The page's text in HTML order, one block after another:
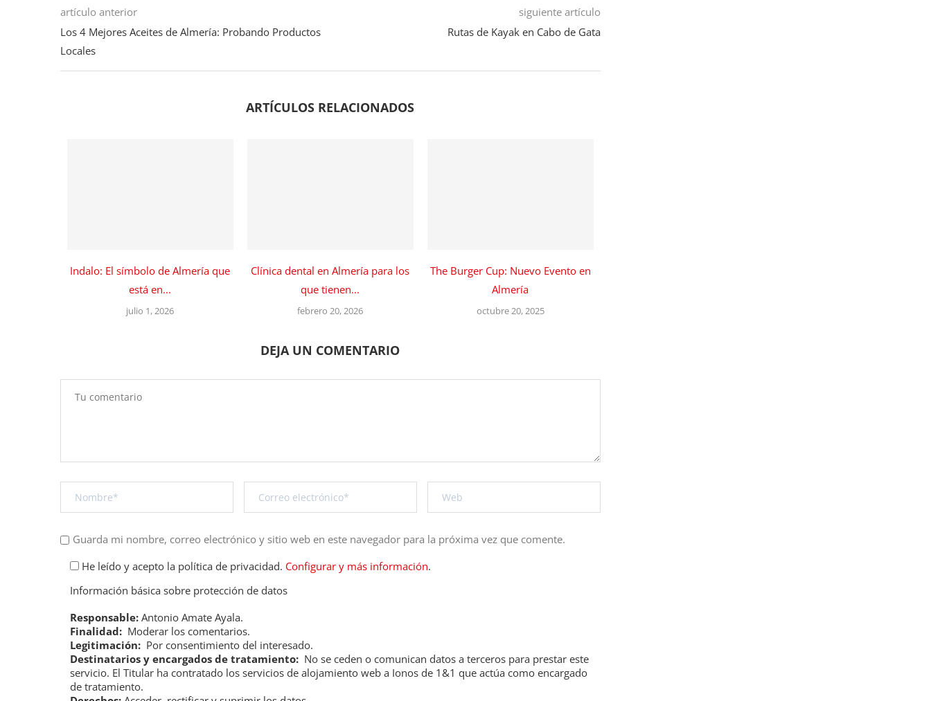
artículo anterior
Los 4 Mejores Aceites de Almería: Probando Productos
Locales
siguiente artículo
Rutas de Kayak en Cabo de Gata
ARTÍCULOS RELACIONADOS
Indalo: El símbolo de Almería que
está en...
julio 1, 2026
Clínica dental en Almería para los
que tienen...
febrero 20, 2026
The Burger Cup: Nuevo Evento en
Almería
octubre 20, 2025
DEJA UN COMENTARIO
Guarda mi nombre, correo electrónico y sitio web en este navegador para la próxima vez que comente.
He leído y acepto la política de privacidad. Configurar y más información.
Información básica sobre protección de datos
Responsable: Antonio Amate Ayala.
Finalidad: Moderar los comentarios.
Legitimación: Por consentimiento del interesado.
Destinatarios y encargados de tratamiento: No se ceden o comunican datos a terceros para prestar este
servicio. El Titular ha contratado los servicios de alojamiento web a Ionos de 1&1 que actúa como encargado
de tratamiento.